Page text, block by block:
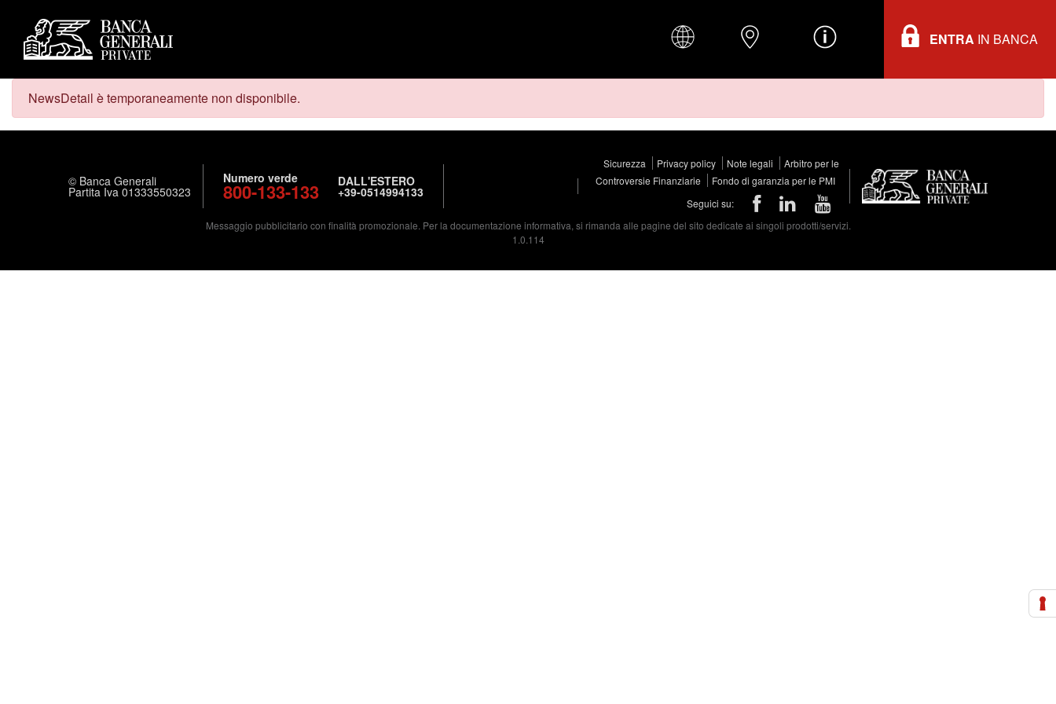
ENTRA IN BANCA
NewsDetail è temporaneamente non disponibile.
© Banca Generali
Partita Iva 01333550323
Numero verde
800-133-133 DALL'ESTERO
+39-0514994133
Sicurezza Privacy policy Note legali
Arbitro per le
Controversie Finanziarie
Fondo di garanzia per le PMI
Seguici su:
Messaggio pubblicitario con finalità promozionale. Per la documentazione informativa, si rimanda alle pagine del sito dedicate ai singoli prodotti/servizi.
1.0.114